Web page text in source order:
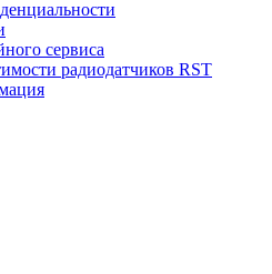
сервиса
радиодатчиков RST